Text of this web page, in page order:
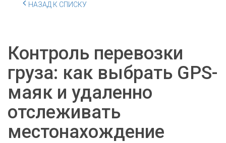
НАЗАД К СПИСКУ
Контроль перевозки
груза: как выбрать GPS-
маяк и удаленно
отслеживать
местонахождение